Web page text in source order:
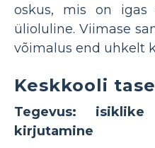
oskus, mis on igas
ülioluline. Viimase
võimalus end uhkelt
Keskkooli
Tegevus: isiklike
kirjutamine